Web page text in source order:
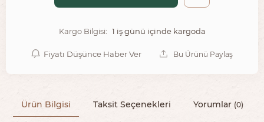
Kargo Bilgisi: 1 iş günü içinde kargoda
Fiyatı Düşünce Haber Ver Bu Ürünü Paylaş
Ürün Bilgisi Taksit Seçenekleri Yorumlar (0)